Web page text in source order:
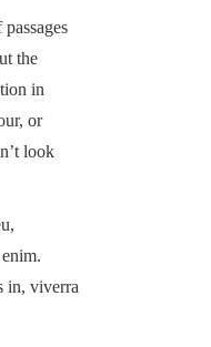
the
in
or
look
in, viverra